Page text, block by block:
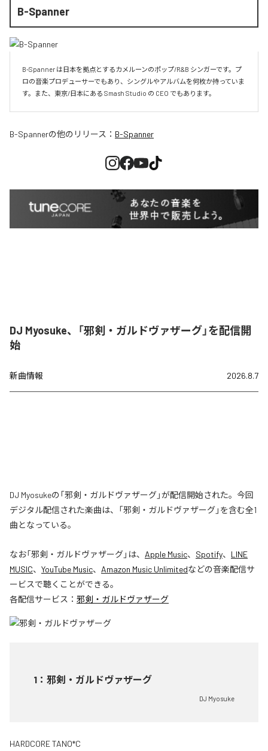
B-Spanner
B-Spanner は日本を拠点とするカメルーンのポップ/R&B シンガーです。プ
ロの音楽プロデューサーでもあり、シングルやアルバムを何枚か持っていま
す。また、東京/日本にある Smash Studio の CEO でもあります。
B-Spannerの他のリリース： B-Spanner
DJ Myosuke、「邪剣・ガルドヴァザーグ」を配信開
始
新曲情報 2026.8.7
DJ Myosukeの「邪剣・ガルドヴァザーグ」が配信開始された。今回
デジタル配信された楽曲は、「邪剣・ガルドヴァザーグ」を含む全1
曲となっている。
なお「邪剣・ガルドヴァザーグ」は、 Apple Music、 Spotify、 LINE
MUSIC、 YouTube Music、 Amazon Music Unlimitedなどの音楽配信サ
ービスで聴くことができる。
各配信サービス： 邪剣・ガルドヴァザーグ
1 ： 邪剣・ガルドヴァザーグ
DJ Myosuke
HARDCORE TANO*C